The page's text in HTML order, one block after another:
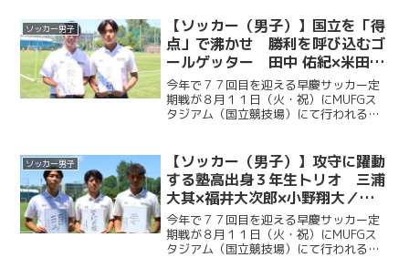
ッチに立つ。今回ケイスポでは選手だけ
ではなく、グラウンドマ...
ソッカー男子
【ソッカー（男子）】国立を「得
点」で沸かせ 勝利を呼び込むゴ
ールゲッター 田中 佑紀×米田壮
志／早慶クラシコ２０２６直前企
画第５弾
今年で７７回目を迎える早慶サッカー定
期戦が８月１１日（火・祝）にMUFGス
タジアム（国立競技場）にて行われる。
ッチに立つ。今回ケイスポでは選手だけ
ではなく、グラウンドマ...
ソッカー男子
【ソッカー（男子）】攻守に躍動
する塾高出身３年生トリオ 三浦
大其×福井大次郎×小野翔大／早
慶クラシコ２０２６直前企画第４
弾
今年で７７回目を迎える早慶サッカー定
期戦が８月１１日（火・祝）にMUFGス
タジアム（国立競技場）にて行われる。